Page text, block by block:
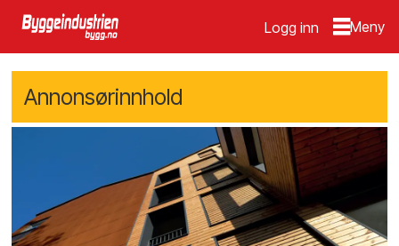
Logg inn
Annonsørinnhold